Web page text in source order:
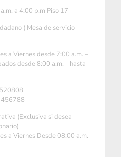
a 4:00 p.m Piso 17
( Mesa de servicio -
a Viernes desde 7:00 a.m. –
desde 8:00 a.m. - hasta
(Exclusiva si desea
a Viernes Desde 08:00 a.m.